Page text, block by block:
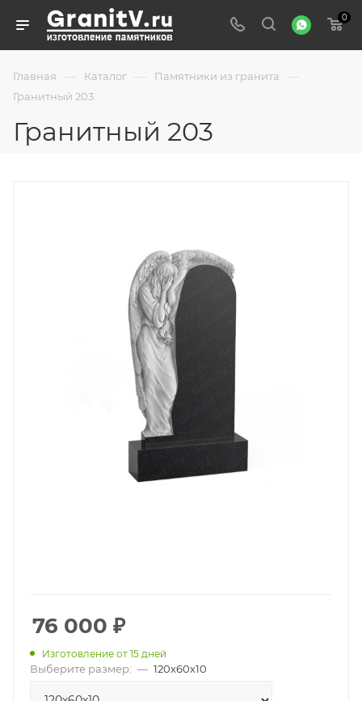
0
Главная — Каталог — Памятники из гранита —
Гранитный 203
Гранитный 203
76 000 ₽
Изготовление от 15 дней
Выберите размер: — 120х60х10